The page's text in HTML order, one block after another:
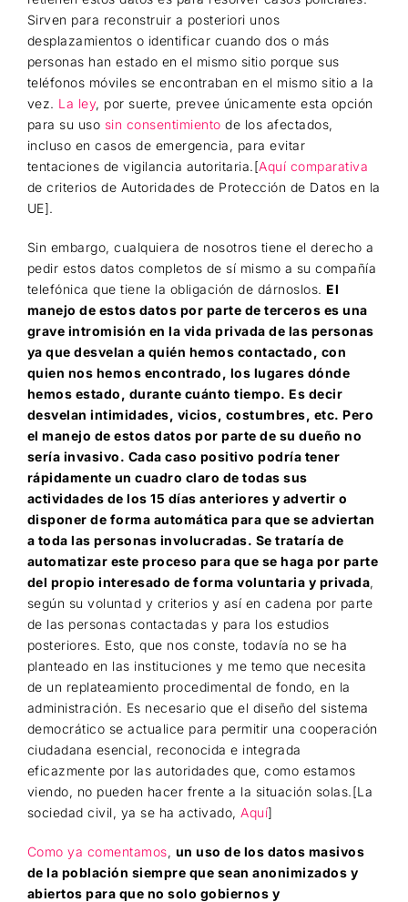
Sirven para reconstruir a posteriori unos
desplazamientos o identificar cuando dos o más
personas han estado en el mismo sitio porque sus
teléfonos móviles se encontraban en el mismo sitio a la
vez. La ley, por suerte, prevee únicamente esta opción
para su uso sin consentimiento de los afectados,
incluso en casos de emergencia, para evitar
tentaciones de vigilancia autoritaria.[Aquí comparativa
de criterios de Autoridades de Protección de Datos en la
UE].
Sin embargo, cualquiera de nosotros tiene el derecho a
pedir estos datos completos de sí mismo a su compañía
telefónica que tiene la obligación de dárnoslos. El
manejo de estos datos por parte de terceros es una
grave intromisión en la vida privada de las personas
ya que desvelan a quién hemos contactado, con
quien nos hemos encontrado, los lugares dónde
hemos estado, durante cuánto tiempo. Es decir
desvelan intimidades, vicios, costumbres, etc. Pero
el manejo de estos datos por parte de su dueño no
sería invasivo. Cada caso positivo podría tener
rápidamente un cuadro claro de todas sus
actividades de los 15 días anteriores y advertir o
disponer de forma automática para que se adviertan
a toda las personas involucradas. Se trataría de
automatizar este proceso para que se haga por parte
del propio interesado de forma voluntaria y privada,
según su voluntad y criterios y así en cadena por parte
de las personas contactadas y para los estudios
posteriores. Esto, que nos conste, todavía no se ha
planteado en las instituciones y me temo que necesita
de un replateamiento procedimental de fondo, en la
administración. Es necesario que el diseño del sistema
democrático se actualice para permitir una cooperación
ciudadana esencial, reconocida e integrada
eficazmente por las autoridades que, como estamos
viendo, no pueden hacer frente a la situación solas.[La
sociedad civil, ya se ha activado, Aquí]
Como ya comentamos, un uso de los datos masivos
de la población siempre que sean anonimizados y
abiertos para que no solo gobiernos y